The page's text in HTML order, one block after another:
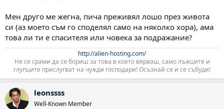
Мен друго ме жегна, пича преживял лошо през живота
си (аз моето съм го споделял само на няколко хора), ама
това ли ти е спасителя или човека за подражание?
http://alien-hosting.com/
Не се срами да се бориш за това в което вярваш, само лъжците и
глупците прислугват на чужди господари! Осъзнай се и се събуди!​
leonssss
Well-Known Member